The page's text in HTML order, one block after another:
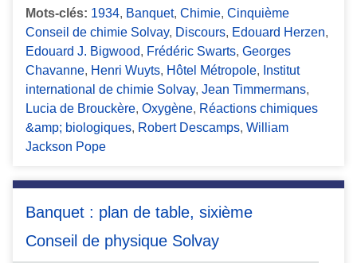
Mots-clés: 1934, Banquet, Chimie, Cinquième
Conseil de chimie Solvay, Discours, Edouard Herzen,
Edouard J. Bigwood, Frédéric Swarts, Georges
Chavanne, Henri Wuyts, Hôtel Métropole, Institut
international de chimie Solvay, Jean Timmermans,
Lucia de Brouckère, Oxygène, Réactions chimiques
&amp; biologiques, Robert Descamps, William
Jackson Pope
Banquet : plan de table, sixième
Conseil de physique Solvay